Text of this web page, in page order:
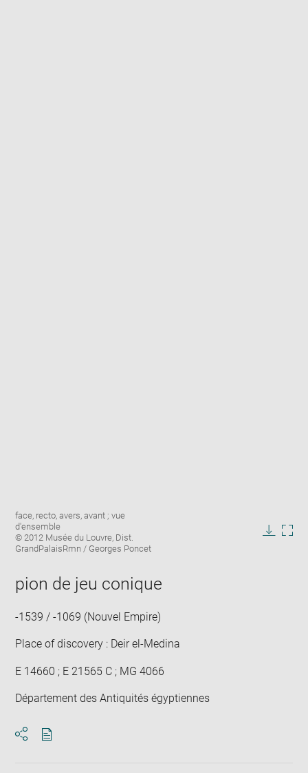
Image
caption:
face, recto, avers, avant ; vue
d'ensemble
© 2012 Musée du Louvre, Dist.
GrandPalaisRmn / Georges Poncet
pion de jeu conique
-1539 / -1069 (Nouvel Empire)
Place of discovery : Deir el-Medina
E 14660 ; E 21565 C ; MG 4066
Département des Antiquités égyptiennes